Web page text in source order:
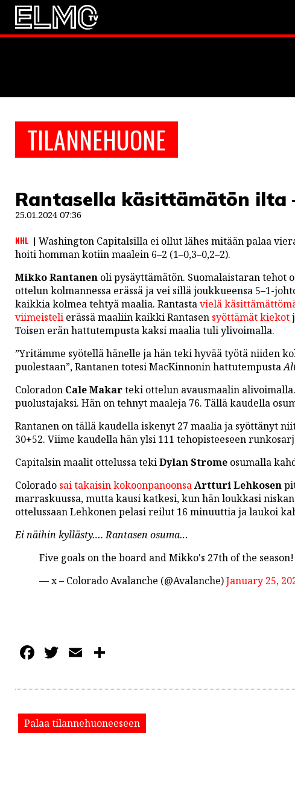
TILANNEHUONE
Rantasella käsittämätön ilta
25.01.2024 07:36
NHL
Washington Capitalsilla ei ollut lähes mitään palaa
hoiti homman kotiin maalein 6–2 (1–0,3–0,2–2).
Mikko Rantanen oli pysäyttämätön. Suomalaistaran tehot
ottelun kolmannessa erässä ja vei sillä joukkueensa 5–1-
kaikkia kolmea tehtyä maalia. Rantastavielä
viimeisteli erässä maaliin kaikki Rantasen syöttämät kiekot
Toisen erän hattutempusta kaksi maalia tuli ylivoimalla.
”Yritämme syötellä hänelle ja hän teki hyvää työtä niiden
puolestaan”, Rantanen totesi MacKinnonin hattutempusta
Coloradon Cale Makarteki ottelun avausmaalin
puolustajaksi. Hän on tehnyt maaleja 76. Tällä kaudella
Rantanen on tällä kaudella iskenyt 27 maalia ja syöttänyt
30+52. Viime kaudella hän ylsi 111 tehopisteeseen
Capitalsin maalit ottelussa tekiDylan Strome osumalla
Colorado sai takaisin kokoonpanoonsaArtturi Lehkosen
marraskuussa, mutta kausi katkesi, kun hän loukkasi
ottelussaan Lehkonen pelasi reilut 16 minuuttia ja laukoi
Ei näihin kyllästy…. Rantasen osuma…
Five goals on the board and Mikko's 27th of the season!
— x – Colorado Avalanche (@Avalanche)January 25,
Facebook
Twitter
Email
Palaa tilannehuoneeseen
JALKAPALLO
EM2021
JÄÄKIEKKO
PESÄPALLO
LINTU VAI KALA
46 DENTON ROAD
VIDEOT
PODCASTIT
KOLUMNIT